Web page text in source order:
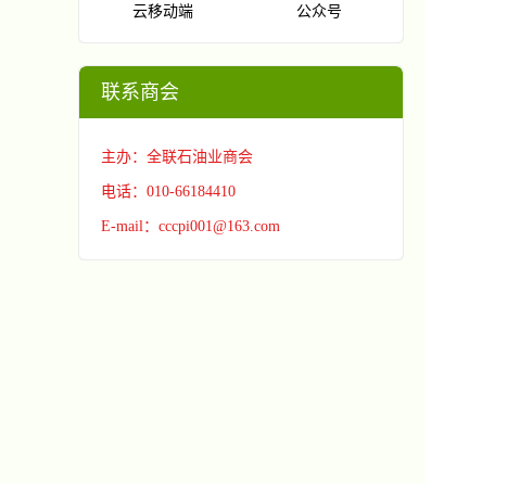
云移动端 公众号
联系商会
主办：全联石油业商会
电话：010-66184410
E-mail：cccpi001@163.com